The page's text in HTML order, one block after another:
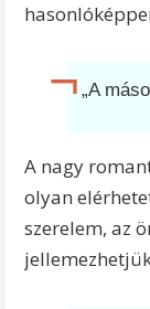
„A
A nagy
olyan
szerelem, az